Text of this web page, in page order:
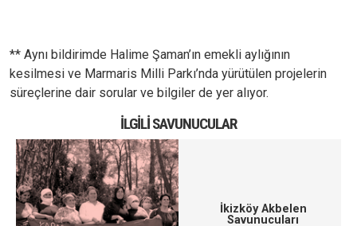
** Aynı bildirimde Halime Şaman’ın emekli aylığının
kesilmesi ve Marmaris Milli Parkı’nda yürütülen projelerin
süreçlerine dair sorular ve bilgiler de yer alıyor.
İLGILI SAVUNUCULAR
İkizköy Akbelen
Savunucuları